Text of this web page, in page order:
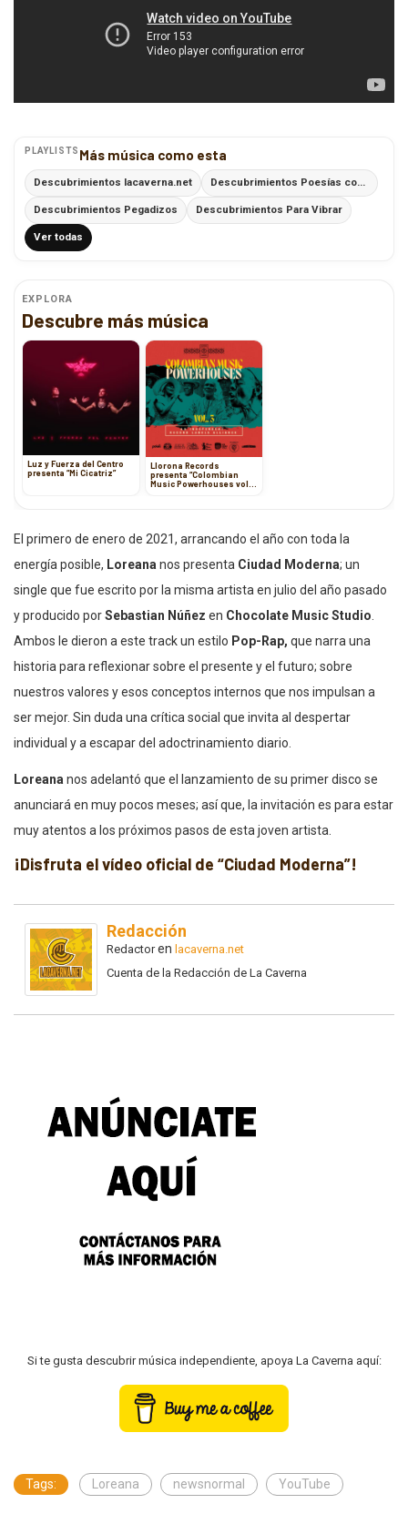
PLAYLISTS Más música como esta
Descubrimientos lacaverna.net Descubrimientos Poesías con Ritmo
Descubrimientos Pegadizos Descubrimientos Para Vibrar
Ver todas
EXPLORA
Descubre más música
Luz y Fuerza del Centro
presenta “Mi Cicatriz”
Llorona Records
presenta “Colombian
Music Powerhouses vol.
El primero de enero de 2021, arrancando el año con toda la
energía posible, Loreana nos presenta Ciudad Moderna; un
single que fue escrito por la misma artista en julio del año pasado
y producido porSebastian Núñez en Chocolate Music Studio
Ambos le dieron a este track un estilo Pop-Rap, que narra una
historia para reflexionar sobre el presente y el futuro; sobre
nuestros valores y esos conceptos internos que nos impulsan a
ser mejor. Sin duda una crítica social que invita al despertar
individual y a escapar del adoctrinamiento diario.
Loreana nos adelantó que el lanzamiento de su primer disco se
anunciará en muy pocos meses; así que, la invitación es para estar
muy atentos a los próximos pasos de esta joven artista.
¡Disfruta el vídeo oficial de “Ciudad Moderna”!
Redacción
Redactoren lacaverna.net
Cuenta de la Redacción de La Caverna
Si te gusta descubrir música independiente, apoya La Caverna aquí:
Tags: Loreana newsnormal YouTube